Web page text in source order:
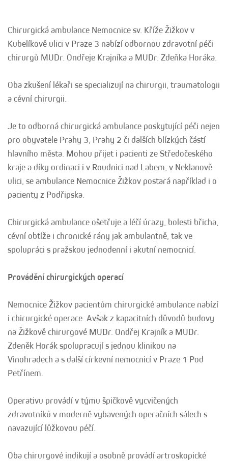
Chirurgická ambulance Nemocnice sv. Kříže Žižkov v
Kubelíkově ulici v Praze 3 nabízí odbornou zdravotní péči
chirurgů MUDr. Ondřeje Krajníka a MUDr. Zdeňka Horáka.
Oba zkušení lékaři se specializují na chirurgii, traumatologii
a cévní chirurgii.
Je to odborná chirurgická ambulance poskytující péči nejen
pro obyvatele Prahy 3, Prahy 2 či dalších blízkých částí
hlavního města. Mohou přijet i pacienti ze Středočeského
kraje a díky ordinaci i v Roudnici nad Labem, v Neklanově
ulici, se ambulance Nemocnice Žižkov postará například i o
pacienty z Podřipska.
Chirurgická ambulance ošetřuje a léčí úrazy, bolesti břicha,
cévní obtíže i chronické rány jak ambulantně, tak ve
spolupráci s pražskou jednodenní i akutní nemocnicí.
Provádění chirurgických operací
Nemocnice Žižkov pacientům chirurgické ambulance nabízí
i chirurgické operace. Avšak z kapacitních důvodů budovy
na Žižkově chirurgové MUDr. Ondřej Krajník a MUDr.
Zdeněk Horák spolupracují s jednou klinikou na
Vinohradech a s další církevní nemocnicí v Praze 1 Pod
Petřínem.
Operativu provádí v týmu špičkově vycvičených
zdravotníků v moderně vybavených operačních sálech s
navazující lůžkovou péčí.
Oba chirurgové indikují a osobně provádí artroskopické